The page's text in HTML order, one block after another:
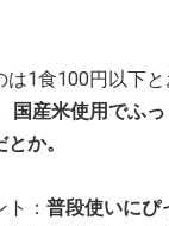
は1食100円以下
国産米使用でふ
か。
： 普段使いにぴ